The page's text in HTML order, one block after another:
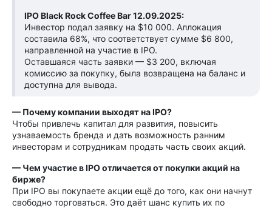
IPO Black Rock Coffee Bar 12.09.2025:
Инвестор подал заявку на $10 000. Аллокация
составила 68%, что соответствует сумме $6 800,
направленной на участие в IPO.
Оставшаяся часть заявки — $3 200, включая
комиссию за покупку, была возвращена на баланс и
доступна для вывода.
— Почему компании выходят на IPO?
Чтобы привлечь капитал для развития, повысить
узнаваемость бренда и дать возможность ранним
инвесторам и сотрудникам продать часть своих акций.
— Чем участие в IPO отличается от покупки акций на
бирже?
При IPO вы покупаете акции ещё до того, как они начнут
свободно торговаться. Это даёт шанс купить их по